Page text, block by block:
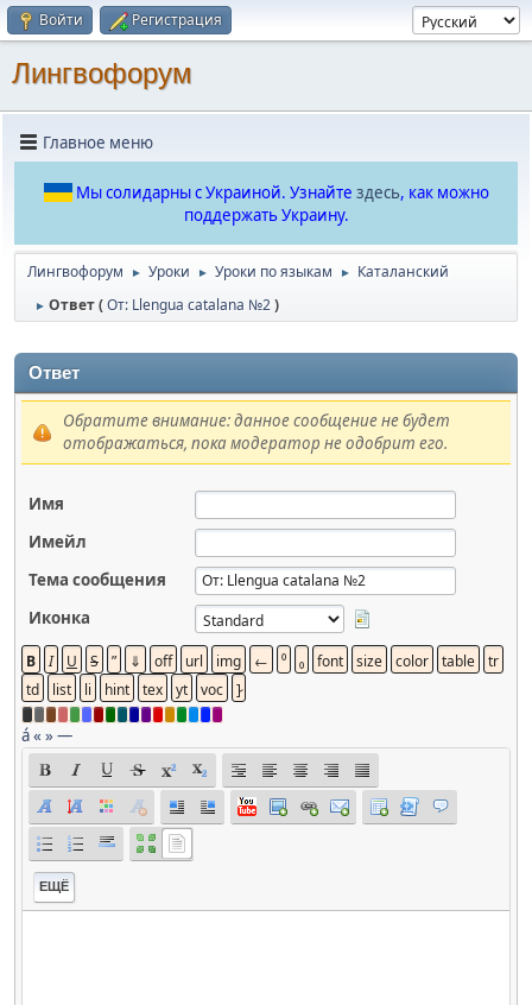
Войти Регистрация
Лингвофорум
Главное меню
Мы солидарны с Украиной. Узнайте здесь, как можно
поддержать Украину.
Лингвофорум ► Уроки ► Уроки по языкам ► Каталанский
► Ответ (От: Llengua catalana №2)
Ответ
Обратите внимание: данное сообщение не будет
отображаться, пока модератор не одобрит его.
Имя
Имейл
Тема сообщения
Иконка
á« »—
ЕЩЁ